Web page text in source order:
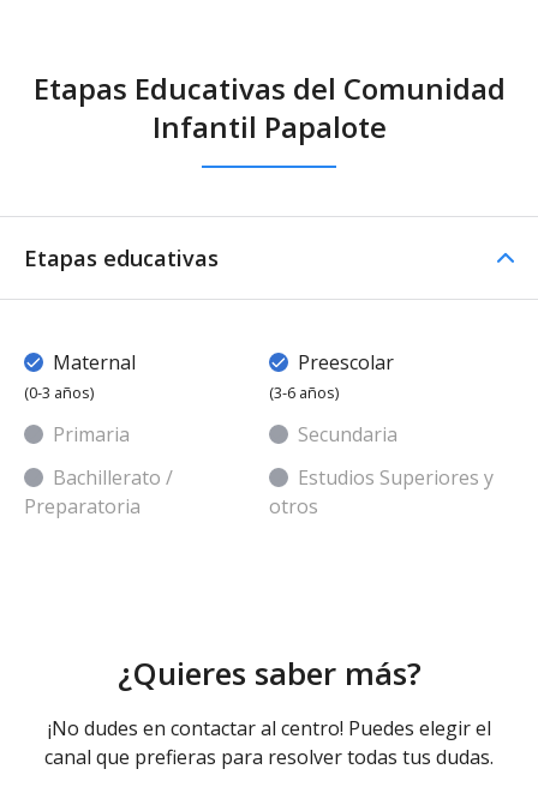
Etapas Educativas del Comunidad
Infantil Papalote
Etapas educativas
Maternal
(0-3 años)
Preescolar
(3-6 años)
Primaria
Secundaria
Bachillerato /
Preparatoria
Estudios Superiores y
otros
¿Quieres saber más?
¡No dudes en contactar al centro! Puedes elegir el
canal que prefieras para resolver todas tus dudas.